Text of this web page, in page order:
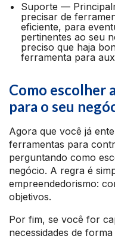
Suporte —
precisar de
eficiente, para
pertinentes ao seu
preciso que haja
ferramenta para
Como escolher
para o seu
Agora que você já
ferramentas para
perguntando como
negócio. A regra é
empreendedorismo:
objetivos.
Por fim, se você for
necessidades de